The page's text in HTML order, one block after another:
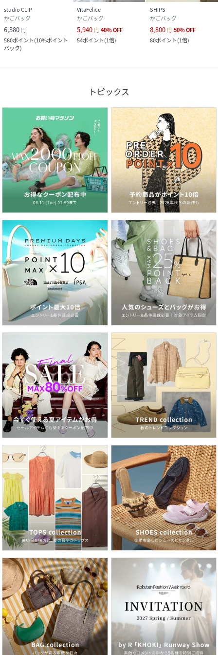
studio CLIP
かごバッグ
6,380円
580ポイント(10%ポイント
バック)
VitaFelice
かごバッグ
5,940円 40%OFF
54ポイント(1倍)
SHIPS
かごバッグ
8,800円 50%OFF
80ポイント(1倍)
トピックス